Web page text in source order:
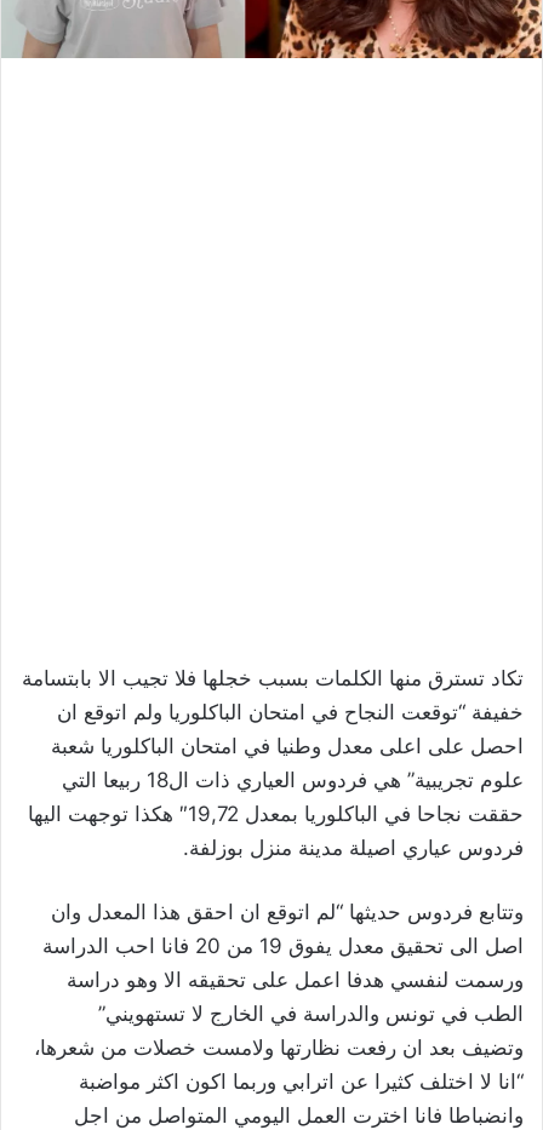
تكاد تسترق منها الكلمات بسبب خجلها فلا تجيب الا بابتسامة
خفيفة “توقعت النجاح في امتحان الباكلوريا ولم اتوقع ان
احصل على اعلى معدل وطنيا في امتحان الباكلوريا شعبة
علوم تجريبية” هي فردوس العياري ذات ال18 ربيعا التي
حققت نجاحا في الباكلوريا بمعدل 19,72″ هكذا توجهت اليها
فردوس عياري اصيلة مدينة منزل بوزلفة.
وتتابع فردوس حديثها “لم اتوقع ان احقق هذا المعدل وان
اصل الى تحقيق معدل يفوق 19 من 20 فانا احب الدراسة
ورسمت لنفسي هدفا اعمل على تحقيقه الا وهو دراسة
الطب في تونس والدراسة في الخارج لا تستهويني”
وتضيف بعد ان رفعت نظارتها ولامست خصلات من شعرها،
“انا لا اختلف كثيرا عن اترابي وربما اكون اكثر مواضبة
وانضباطا فانا اخترت العمل اليومي المتواصل من اجل